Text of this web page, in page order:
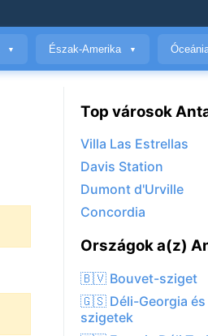
▼ Észak-Amerika ▼
Top városok
Villa Las Estrellas
Davis Station
Dumont d'Urville
Concordia
Országok a(z)
🇧🇻 Bouvet-sziget
🇬🇸 Déli-Georgia és
szigetek